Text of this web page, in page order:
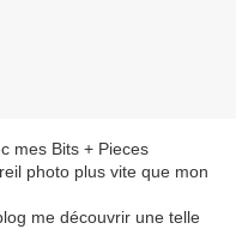
mes Bits + Pieces
photo plus vite que mon
me découvrir une telle